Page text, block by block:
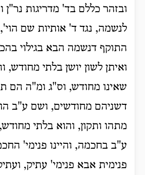
ובזהר כללם בד' מדריגות נר"ן
לנשמה, נגד ד' אותיות שם הוי',
התוקף דנשמה הבא בגילוי
ואיתן לשון יושן בלתי
שאינו מחודש, וס"ג ומ"ה הם
דשניהם מחודשים, ושם ע"ב
מתהו ותקון, והוא בלתי
ע"ב בחכמה, והיינו פנימי'
פנימית אבא פנימי' עתיק,